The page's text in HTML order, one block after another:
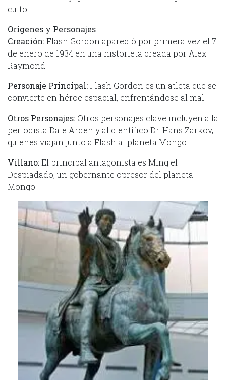
culto.
Orígenes y Personajes
Creación:Flash Gordon apareció por primera vez el 7
de enero de 1934 en una historieta creada por Alex
Raymond.
Personaje Principal:Flash Gordon es un atleta que se
convierte en héroe espacial, enfrentándose al mal.
Otros Personajes: Otros personajes clave incluyen a la
periodista Dale Arden y al científico Dr. Hans Zarkov,
quienes viajan junto a Flash al planeta Mongo.
Villano:El principal antagonista es Ming el
Despiadado, un gobernante opresor del planeta
Mongo.